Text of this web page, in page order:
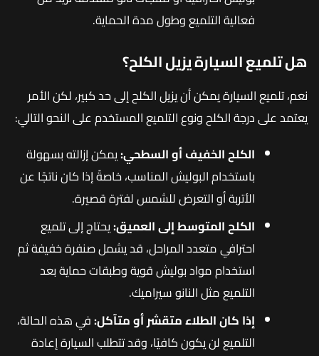
فعالية التلميع وطول مدة الحماية.
هل تلميع السيارة يزيل الكلح؟
نعم، تلميع السيارة يمكن أن يزيل الكلح إلى حد كبير، لكن الأمر
يعتمد على درجة الكلح ونوع التلميع المستخدم على النحو التالي:
الكلح الخفيف أو السطحي:يمكن إزالته بسهولة
باستخدام البوليش المناسب، خاصةً إذا كان ناتجًا عن
الأتربة أو التعرض للشمس لفترة قصيرة.
الكلح المتوسط إلى العميق:يحتاج إلى تلميع
احترافي متعدد المراحل، قد يشمل صنفرة خفيفة ثم
استخدام مواد بوليش قوية وطبقات حماية بعد
التلميع مثل النانو سيراميك.
إذا كان الطلاء متقشر أو متآكل:في هذه الحالة،
التلميع لن يكون كافيًا، وقد تتطلب السيارة إعادة